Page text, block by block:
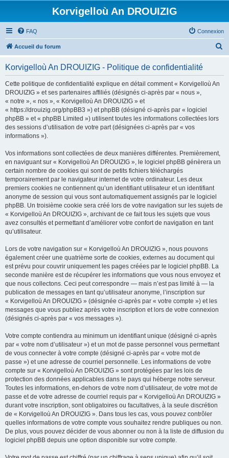
Korvigelloù An DROUIZIG
FAQ Connexion
Accueil du forum
Korvigelloù An DROUIZIG - Politique de confidentialité
Cette politique de confidentialité explique en détail comment « Korvigelloù An
DROUIZIG » et ses partenaires affiliés (désignés ci-après par « nous »,
« notre », « nos », « Korvigelloù An DROUIZIG » et
« https://drouizig.org/phpBB3 ») et phpBB (désigné ci-après par « logiciel
phpBB » et « phpBB Limited ») utilisent toutes les informations collectées lors
des sessions d’utilisation de votre part (désignées ci-après par « vos
informations »).
Vos informations sont collectées de deux manières différentes. Premièrement,
en naviguant sur « Korvigelloù An DROUIZIG », le logiciel phpBB génèrera un
certain nombre de cookies qui sont de petits fichiers téléchargés
temporairement par le navigateur internet de votre ordinateur. Les deux
premiers cookies ne contiennent qu’un identifiant utilisateur et un identifiant
anonyme de session qui vous sont automatiquement assignés par le logiciel
phpBB. Un troisième cookie sera créé lors de votre navigation sur les sujets de
« Korvigelloù An DROUIZIG », archivant de ce fait tous les sujets que vous
avez consultés et permettant d’améliorer votre confort de navigation en tant
qu’utilisateur.
Lors de votre navigation sur « Korvigelloù An DROUIZIG », nous pouvons
également créer une quatrième sorte de cookies, externes au document qui
est prévu pour couvrir uniquement les pages créées par le logiciel phpBB. La
seconde manière est de récupérer les informations que vous nous envoyez et
que nous collectons. Ceci peut correspondre — mais n’est pas limité à — la
publication de messages en tant qu’utilisateur anonyme, l’inscription sur
« Korvigelloù An DROUIZIG » (désignée ci-après par « votre compte ») et les
messages que vous publiez après votre inscription et lors de votre connexion
(désignés ci-après par « vos messages »).
Votre compte contiendra au minimum un identifiant unique (désigné ci-après
par « votre nom d’utilisateur ») et un mot de passe personnel vous permettant
de vous connecter à votre compte (désigné ci-après par « votre mot de
passe ») et une adresse de courriel personnelle. Les informations de votre
compte sur « Korvigelloù An DROUIZIG » sont protégées par les lois de
protection des données applicables dans le pays qui héberge notre serveur.
Toutes les informations, en-dehors de votre nom d’utilisateur, de votre mot de
passe et de votre adresse de courriel requis par « Korvigelloù An DROUIZIG »
durant votre inscription, sont obligatoires ou facultatives, à la seule discrétion
de « Korvigelloù An DROUIZIG ». Dans tous les cas, vous pouvez contrôler
quelles informations de votre compte vous souhaitez rendre publiques ou non.
De plus, vous pouvez décider de vous abonner ou non à la liste de diffusion du
logiciel phpBB depuis une option disponible sur votre compte.